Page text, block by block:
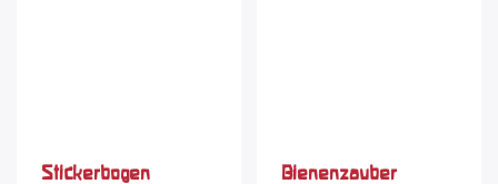
Stickerbogen
Bienenzauber